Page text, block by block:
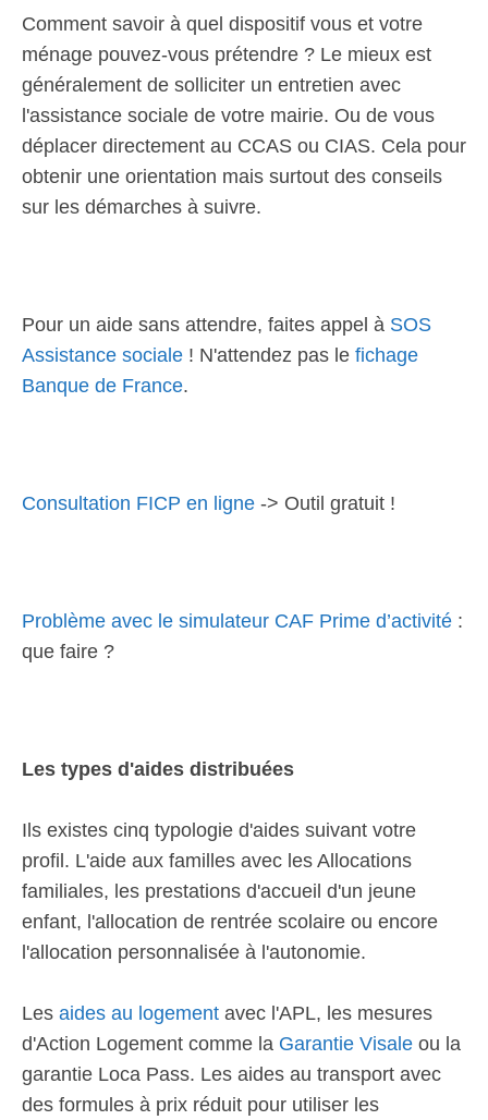
Comment savoir à quel dispositif vous et votre
ménage pouvez-vous prétendre ? Le mieux est
généralement de solliciter un entretien avec
l'assistance sociale de votre mairie. Ou de vous
déplacer directement au CCAS ou CIAS. Cela pour
obtenir une orientation mais surtout des conseils
sur les démarches à suivre.
Pour un aide sans attendre, faites appel à SOS
Assistance sociale ! N'attendez pas le fichage
Banque de France.
Consultation FICP en ligne -> Outil gratuit !
Problème avec le simulateur CAF Prime d’activité :
que faire ?
Les types d'aides distribuées
Ils existes cinq typologie d'aides suivant votre
profil. L'aide aux familles avec les Allocations
familiales, les prestations d'accueil d'un jeune
enfant, l'allocation de rentrée scolaire ou encore
l'allocation personnalisée à l'autonomie.
Les aides au logement avec l'APL, les mesures
d'Action Logement comme la Garantie Visale ou la
garantie Loca Pass. Les aides au transport avec
des formules à prix réduit pour utiliser les